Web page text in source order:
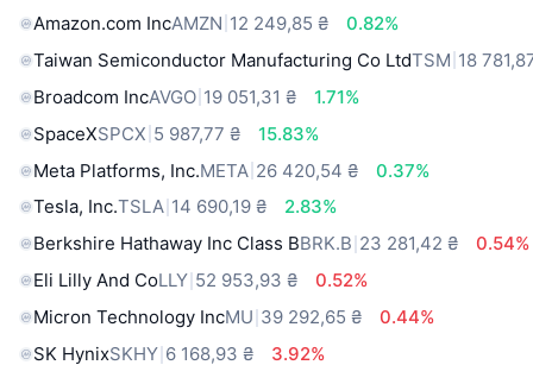
Amazon.com IncAMZN 12 249,85 ₴
0.82%
Taiwan Semiconductor Manufacturing Co LtdTSM 18
Broadcom IncAVGO 19 051,31 ₴
1.71%
SpaceXSPCX 5 987,77 ₴
15.83%
Meta Platforms, Inc.META 26 420,54 ₴
0.37%
Tesla, Inc.TSLA 14 690,19 ₴
2.83%
Berkshire Hathaway Inc Class BBRK.B 23 281,42 ₴
0.54%
Eli Lilly And CoLLY 52 953,93 ₴
0.52%
Micron Technology IncMU 39 292,65 ₴
0.44%
SK HynixSKHY 6 168,93 ₴
3.92%